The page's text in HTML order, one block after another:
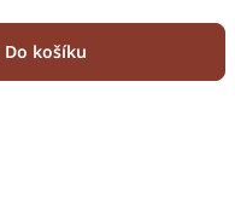
Do košíku